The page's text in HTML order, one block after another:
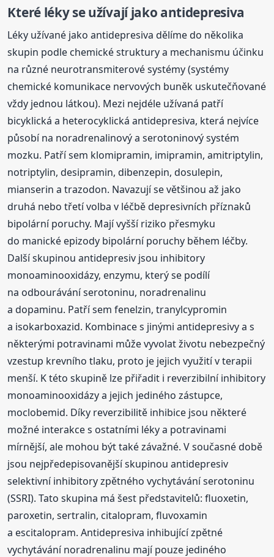
Které léky se užívají jako antidepresiva
Léky užívané jako antidepresiva dělíme do několika
skupin podle chemické struktury a mechanismu účinku
na různé neurotransmiterové systémy (systémy
chemické komunikace nervových buněk uskutečňované
vždy jednou látkou). Mezi nejdéle užívaná patří
bicyklická a heterocyklická antidepresiva, která nejvíce
působí na noradrenalinový a serotoninový systém
mozku. Patří sem klomipramin, imipramin, amitriptylin,
notriptylin, desipramin, dibenzepin, dosulepin,
mianserin a trazodon. Navazují se většinou až jako
druhá nebo třetí volba v léčbě depresivních příznaků
bipolární poruchy. Mají vyšší riziko přesmyku
do manické epizody bipolární poruchy během léčby.
Další skupinou antidepresiv jsou inhibitory
monoaminooxidázy, enzymu, který se podílí
na odbourávání serotoninu, noradrenalinu
a dopaminu. Patří sem fenelzin, tranylcypromin
a isokarboxazid. Kombinace s jinými antidepresivy a s
některými potravinami může vyvolat životu nebezpečný
vzestup krevního tlaku, proto je jejich využití v terapii
menší. K této skupině lze přiřadit i reverzibilní inhibitory
monoaminooxidázy a jejich jediného zástupce,
moclobemid. Díky reverzibilitě inhibice jsou některé
možné interakce s ostatními léky a potravinami
mírnější, ale mohou být také závažné. V současné době
jsou nejpředepisovanější skupinou antidepresiv
selektivní inhibitory zpětného vychytávání serotoninu
(SSRI). Tato skupina má šest představitelů: fluoxetin,
paroxetin, sertralin, citalopram, fluvoxamin
a escitalopram. Antidepresiva inhibující zpětné
vychytávání noradrenalinu mají pouze jediného